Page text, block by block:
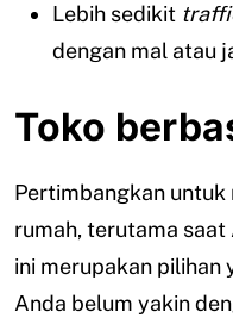
Lebih sedikit
dengan mal atau
Toko
Pertimbangkan
rumah, terutama saat
ini merupakan pilihan
Anda belum yakin